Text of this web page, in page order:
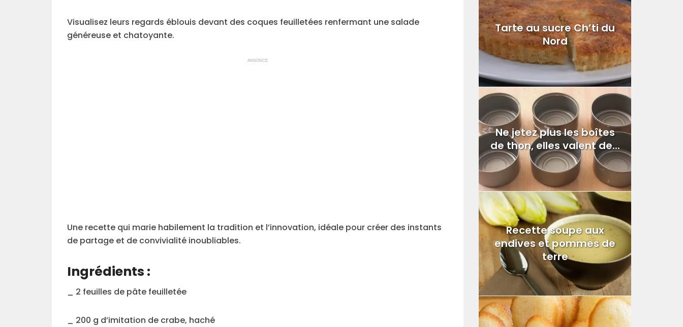
Visualisez leurs regards éblouis devant des coques feuilletées renfermant une salade
généreuse et chatoyante.
ANNONCE
Une recette qui marie habilement la tradition et l’innovation, idéale pour créer des instants
de partage et de convivialité inoubliables.
Ingrédients :
_ 2 feuilles de pâte feuilletée
_ 200 g d’imitation de crabe, haché
Tarte au sucre Ch’ti du
Nord
Ne jetez plus les boîtes
de thon, elles valent de...
Recette soupe aux
endives et pommes de
terre